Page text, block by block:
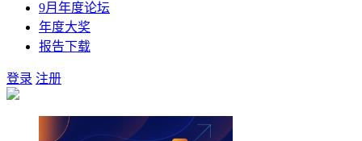
9月年度论坛
年度大奖
报告下载
登录 注册